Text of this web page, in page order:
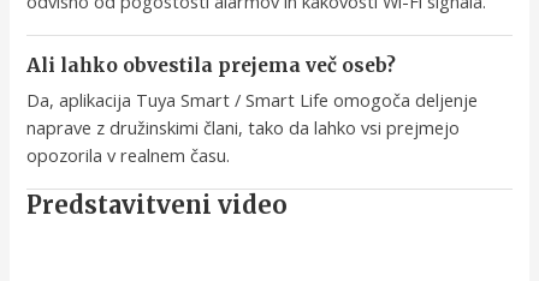
Ali lahko obvestila prejema več oseb?
Da, aplikacija Tuya Smart / Smart Life omogoča deljenje
naprave z družinskimi člani, tako da lahko vsi prejmejo
opozorila v realnem času.
Predstavitveni video